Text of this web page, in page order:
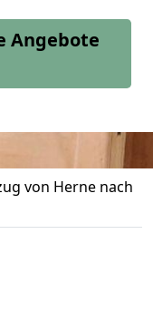
Angebote
von Herne nach